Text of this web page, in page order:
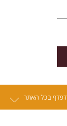
דפדף בכל האתר